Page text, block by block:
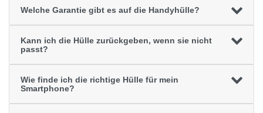
Welche Garantie gibt es auf die Handyhülle?
Kann ich die Hülle zurückgeben, wenn sie nicht
passt?
Wie finde ich die richtige Hülle für mein
Smartphone?